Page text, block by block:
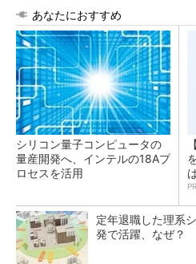
あなたにおすすめ
シリコン量子コンピュータの
量産開発へ、インテルの18Aプ
ロセスを活用
定年退職した理系
発で活躍、なぜ？